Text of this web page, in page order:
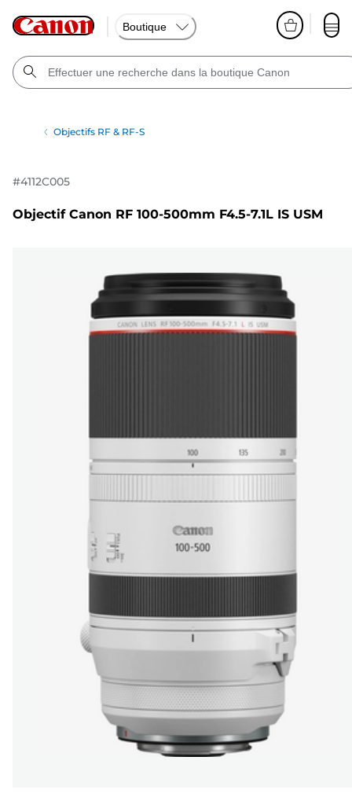
Boutique
Objectifs RF & RF-S
#4112C005
Objectif Canon RF 100-500mm F4.5-7.1L IS USM